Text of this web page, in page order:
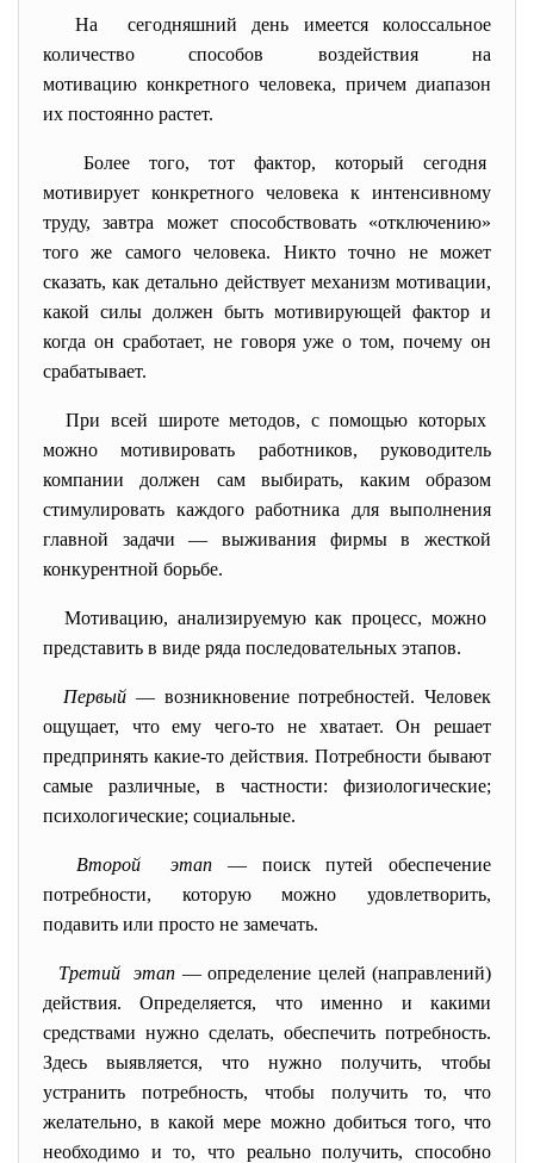
На сегодняшний день имеется колоссальное
количество способов воздействия на
мотивацию конкретного человека, причем диапазон
их постоянно растет.
Более того, тот фактор, который сегодня
мотивирует конкретного человека к интенсивному
труду, завтра может способствовать «отключению»
того же самого человека. Никто точно не может
сказать, как детально действует механизм мотивации,
какой силы должен быть мотивирующей фактор и
когда он сработает, не говоря уже о том, почему он
срабатывает.
При всей широте методов, с помощью которых
можно мотивировать работников, руководитель
компании должен сам выбирать, каким образом
стимулировать каждого работника для выполнения
главной задачи — выживания фирмы в жесткой
конкурентной борьбе.
Мотивацию, анализируемую как процесс, можно
представить в виде ряда последовательных этапов.
Первый — возникновение потребностей. Человек
ощущает, что ему чего-то не хватает. Он решает
предпринять какие-то действия. Потребности бывают
самые различные, в частности: физиологические;
психологические; социальные.
Второй этап — поиск путей обеспечение
потребности, которую можно удовлетворить,
подавить или просто не замечать.
Третий этап — определение целей (направлений)
действия. Определяется, что именно и какими
средствами нужно сделать, обеспечить потребность.
Здесь выявляется, что нужно получить, чтобы
устранить потребность, чтобы получить то, что
желательно, в какой мере можно добиться того, что
необходимо и то, что реально получить, способно